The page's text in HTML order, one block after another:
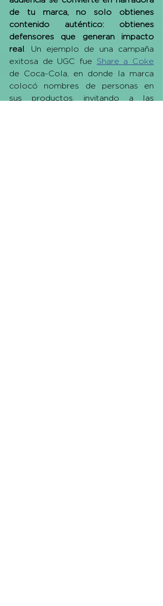
de tu marca, no solo obtienes
contenido auténtico: obtienes
defensores que generan impacto
real . Un ejemplo de una campaña
exitosa de UGC fue Share a Coke
de Coca-Cola, en donde la marca
colocó nombres de personas en
sus productos, invitando a las